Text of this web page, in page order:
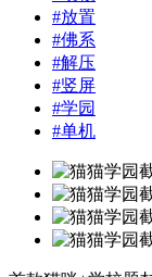
#放置
#佛系
#解压
#竖屏
#学园
#单机